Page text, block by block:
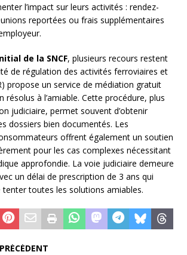
l’impact sur leurs activités : rendez-
reportées ou frais supplémentaires
de la SNCF, plusieurs recours restent
de régulation des activités ferroviaires et
propose un service de médiation gratuit
résolus à l’amiable. Cette procédure, plus
judiciaire, permet souvent d’obtenir
dossiers bien documentés. Les
offrent également un soutien
pour les cas complexes nécessitant
approfondie. La voie judiciaire demeure
un délai de prescription de 3 ans qui
tenter toutes les solutions amiables.
PRÉCÉDENT